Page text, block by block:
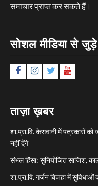
समाचार प्राप्त कर सकते हैं।
सोशल मीडिया से जुड़े
FacebookInstagram
Twitter
ताज़ा ख़बर
शा.प्रा.वि. केसवानी में पत्रकारों
नहीं देंगे
संभल हिंसा: सुनियोजित साजिश,
शा.प्रा.वि. गर्जन बिजहा में